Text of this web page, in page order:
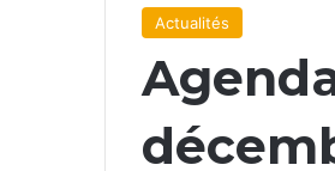
Actualités